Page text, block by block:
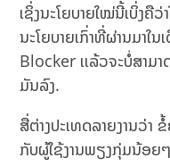
ເຊິ່ງນະໂຍບາຍໃໝ່ນີ້ເບິ່ງຄື
ນະໂຍບາຍເກົ່າທີ່ຜ່ານມາ
Blocker ເເລ້ວຈະບໍ່ສາມາ
ມັນລົງ.
ສື່ຕ່າງປະເທດລາຍງານວ່າ
ກັບຜູ້ໃຊ້ງານພຽງກຸ່ມນ້ອຍ